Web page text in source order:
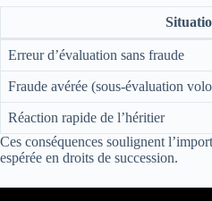
Erreur d’évaluation sans fraude
Fraude avérée (sous-évaluation
Réaction rapide de l’héritier
Ces conséquences soulignent
espérée en droits de succession.